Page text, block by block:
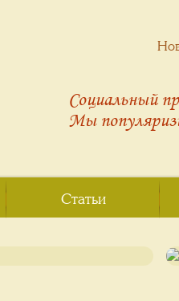
Социальный
Мы
Статьи